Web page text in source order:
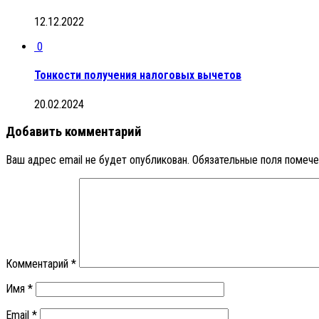
12.12.2022
0
Тонкости получения налоговых вычетов
20.02.2024
Добавить комментарий
Ваш адрес email не будет опубликован. Обязательные поля
Комментарий *
Имя *
Email *